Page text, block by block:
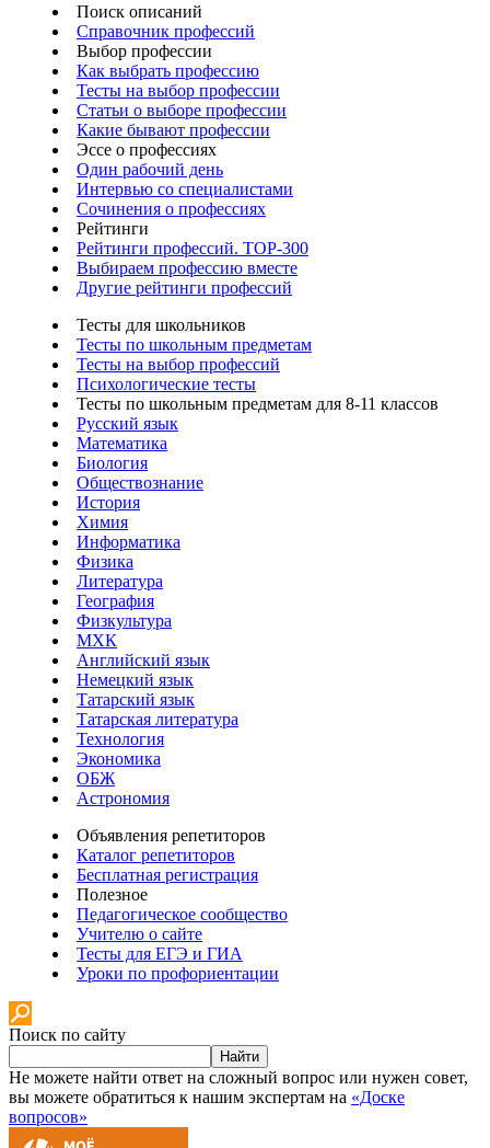
Поиск описаний
Справочник профессий
Выбор профессии
Как выбрать профессию
Тесты на выбор профессии
Статьи о выборе профессии
Какие бывают профессии
Эссе о профессиях
Один рабочий день
Интервью со специалистами
Сочинения о профессиях
Рейтинги
Рейтинги профессий. TOP-300
Выбираем профессию вместе
Другие рейтинги профессий
Тесты для школьников
Тесты по школьным предметам
Тесты на выбор профессий
Психологические тесты
Тесты по школьным предметам для 8-11 классов
Русский язык
Математика
Биология
Обществознание
История
Химия
Информатика
Физика
Литература
География
Физкультура
МХК
Английский язык
Немецкий язык
Татарский язык
Татарская литература
Технология
Экономика
ОБЖ
Астрономия
Объявления репетиторов
Каталог репетиторов
Бесплатная регистрация
Полезное
Педагогическое сообщество
Учителю о сайте
Тесты для ЕГЭ и ГИА
Уроки по профориентации
Поиск по сайту
Найти
Не можете найти ответ на сложный вопрос или нужен совет,
вы можете обратиться к нашим экспертам на «Доске
вопросов»